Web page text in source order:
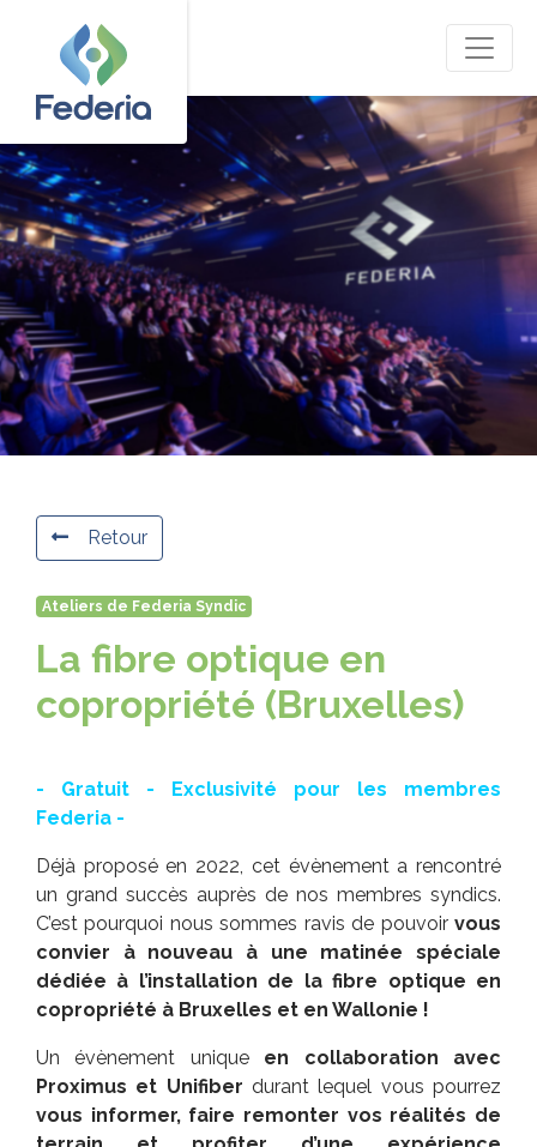
Retour
Ateliers de Federia Syndic
La fibre optique en
copropriété (Bruxelles)
- Gratuit - Exclusivité pour les membres
Federia -
Déjà proposé en 2022, cet évènement a rencontré
un grand succès auprès de nos membres syndics.
C’est pourquoi nous sommes ravis de pouvoir vous
convier à nouveau à une matinée spéciale
dédiée à l’installation de la fibre optique en
copropriété à Bruxelles et en Wallonie !
Un évènement unique en collaboration avec
Proximus et Unifiber durant lequel vous pourrez
vous informer, faire remonter vos réalités de